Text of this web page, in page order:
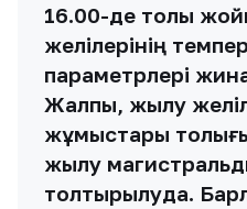
16.00-де толық
желілерінің
параметрлері
Жалпы, жылу
жұмыстары
жылу
толтырылуда.